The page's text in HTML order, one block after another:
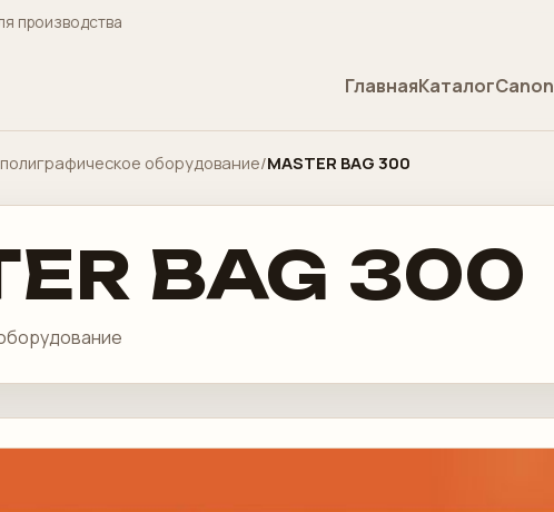
производства
ГлавнаяКаталогCanon
оборудование/MASTER BAG 300
BAG 300